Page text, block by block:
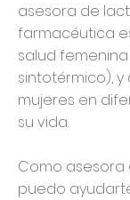
asesora de
farmacéutica
salud
sintotérmico),
mujeres en
su vida.
Como
puedo